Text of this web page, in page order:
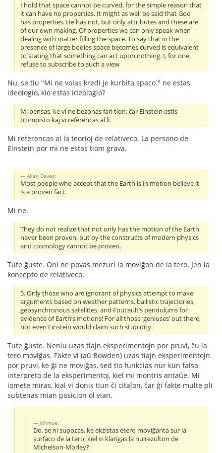
I hold that space cannot be curved, for the simple reason that
it can have no properties. It might as well be said that God
has properties. He has not, but only attributes and these are
of our own making. Of properties we can only speak when
dealing with matter filling the space. To say that in the
presence of large bodies space becomes curved is equivalent
to stating that something can act upon nothing. I, for one,
refuse to subscribe to such a view
Nu, se tiu "Mi ne volas kredi je kurbita spaco." ne estas
ideologio, kio estas ideologio?
Mi pensas, ke vi ne bezonas fari tion, ĉar Einstein estis
trompisto kaj vi referencas al li.
Mi referencas al la teorioj de relativeco. La persono de
Einstein por mi ne estas tiom grava.
Allen Daves:
Most people who accept that the Earth is in motion believe it
is a proven fact.
Mi ne.
They do not realize that not only has the motion of the Earth
never been proven, but by the constructs of modern physics
and cosmology cannot be proven.
Tute ĝuste. Oni ne povas mezuri la moviĝon de la tero. Jen la
koncepto de relativeco.
5. Only those who are ignorant of physics attempt to make
arguments based on weather patterns, ballistic trajectories,
geosynchronous satellites, and Foucault’s pendulums for
evidence of Earth’s motions! For all those ‘geniuses’ out there,
not even Einstein would claim such stupidity.
Tute ĝuste. Neniu uzas tiajn eksperimentojn por pruvi, ĉu la
tero moviĝas. Fakte vi (aŭ Bowden) uzas tiajn eksperimentojn
por pruvi, ke ĝi ne moviĝas, sed tio funkcias nur kun falsa
interpreto de la eksperimentoj, kiel mi montris antaŭe. Mi
iomete miras, kial vi donis tiun ĉi citaĵon, ĉar ĝi fakte multe pli
subtenas mian posicion ol vian.
johmue:
Do, se ni supozas, ke ekzistas etero moviĝanta sur la
surfaco de la tero, kiel vi klarigas la nulrezulton de
Michelson-Morley?